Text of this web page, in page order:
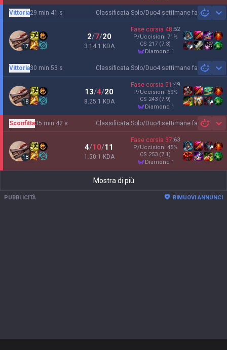
Classificata Solo/Duo4 settimane fa
Vittoria29 min 41 s
17
2/7/20
3.14:1 KDA
Fase corsia 48:52
P/Uccisioni 71 %
CS 217 (7.3)
diamond 1
Classificata Solo/Duo4 settimane fa
Vittoria30 min 53 s
18
13/4/20
8.25:1 KDA
Fase corsia 51 :49
P/Uccisioni 69%
CS 243 (7.9)
diamond 1
Classificata Solo/Duo4 settimane fa
Sconfitta35 min 42 s
18
4/10/11
1.50:1 KDA
Fase corsia 37:63
P/Uccisioni 45%
CS 253 (7.1)
diamond 1
Mostra di più
PUBBLICITÀ RIMUOVI ANNUNCI